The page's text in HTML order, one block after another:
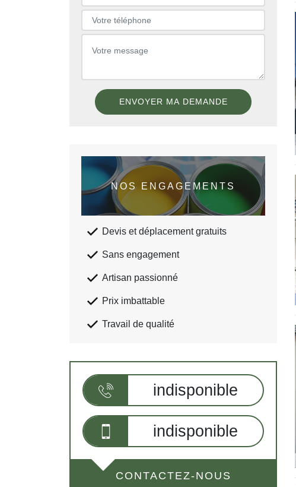
NOS ENGAGEMENTS
Devis et déplacement gratuits
Sans engagement
Artisan passionné
Prix imbattable
Travail de qualité
indisponible
indisponible
CONTACTEZ-NOUS